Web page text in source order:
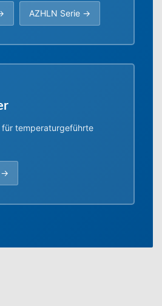
AZHLN Serie →
temperaturgeführte
→